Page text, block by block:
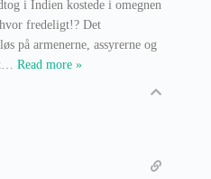
i Indien kostede i omegnen
fredeligt!? Det
på armenerne, assyrerne og
… Read more »